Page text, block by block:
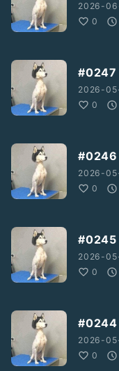
2026-
0
#0247
2026-
0
#0246
2026-
0
#0245
2026-
0
#0244
2026-
0